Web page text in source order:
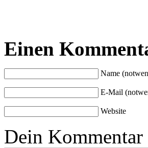
Einen
Name
E-Mail
Website
Dein Kommentar